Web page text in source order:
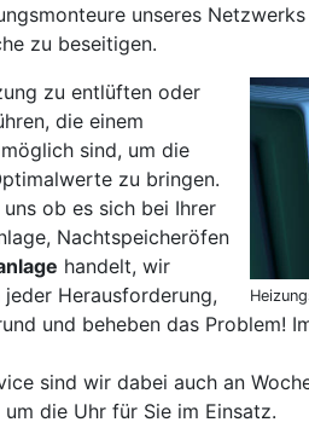
unseres
zu beseitigen.
zu entlüften oder
die einem
sind, um die
zu bringen.
ob es sich bei Ihrer
Nachtspeicheröfen
handelt, wir
jeder Herausforderung,
und beheben das Problem!
sind wir dabei auch an
die Uhr für Sie im Einsatz.